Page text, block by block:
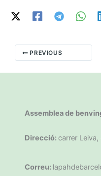
PREVIOUS
Assemblea de
Direcció: carrer
Correu: